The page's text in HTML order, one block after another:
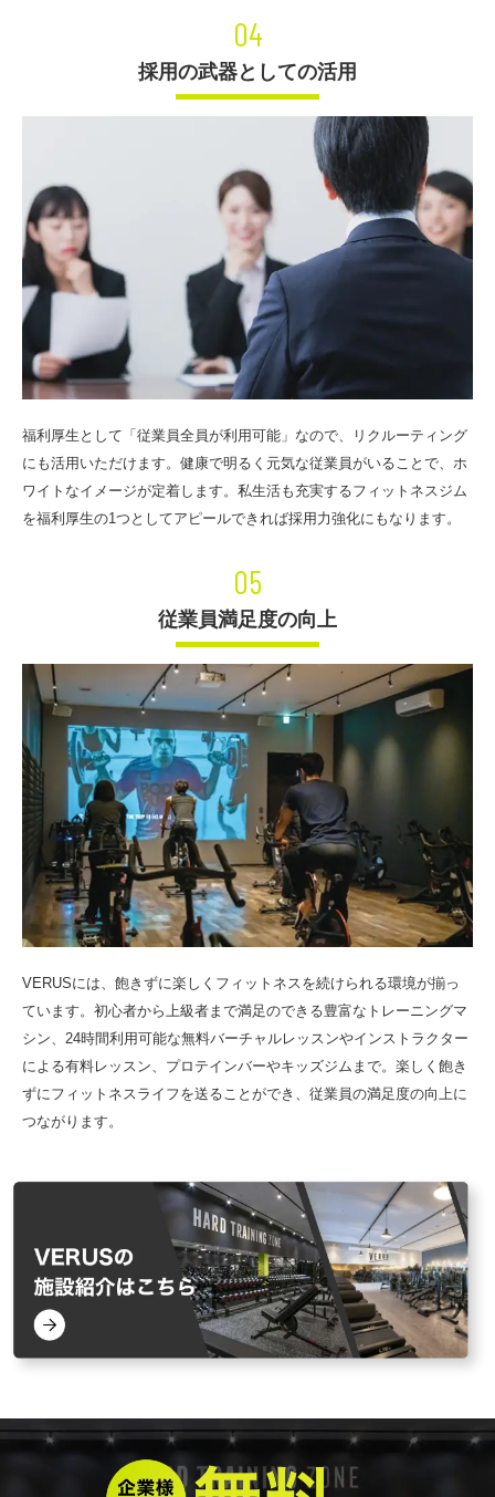
04
採用の武器としての活用
福利厚生として「従業員全員が利用可能」なので、リクルーティング
にも活用いただけます。健康で明るく元気な従業員がいることで、ホ
ワイトなイメージが定着します。私生活も充実するフィットネスジム
を福利厚生の1つとしてアピールできれば採用力強化にもなります。
05
従業員満足度の向上
VERUSには、飽きずに楽しくフィットネスを続けられる環境が揃っ
ています。初心者から上級者まで満足のできる豊富なトレーニングマ
シン、24時間利用可能な無料バーチャルレッスンやインストラクター
による有料レッスン、プロテインバーやキッズジムまで。楽しく飽き
ずにフィットネスライフを送ることができ、従業員の満足度の向上に
つながります。